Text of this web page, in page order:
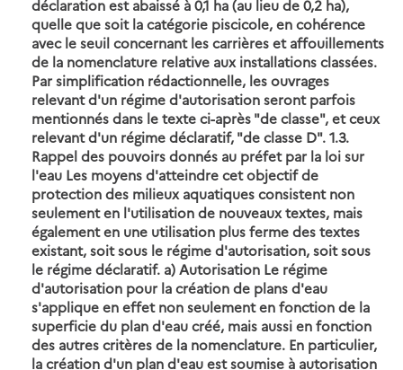
déclaration est abaissé à 0,1 ha (au lieu de 0,2 ha),
quelle que soit la catégorie piscicole, en cohérence
avec le seuil concernant les carrières et affouillements
de la nomenclature relative aux installations classées.
Par simplification rédactionnelle, les ouvrages
relevant d'un régime d'autorisation seront parfois
mentionnés dans le texte ci-après "de classe", et ceux
relevant d'un régime déclaratif, "de classe D". 1.3.
Rappel des pouvoirs donnés au préfet par la loi sur
l'eau Les moyens d'atteindre cet objectif de
protection des milieux aquatiques consistent non
seulement en l'utilisation de nouveaux textes, mais
également en une utilisation plus ferme des textes
existant, soit sous le régime d'autorisation, soit sous
le régime déclaratif. a) Autorisation Le régime
d'autorisation pour la création de plans d'eau
s'applique en effet non seulement en fonction de la
superficie du plan d'eau créé, mais aussi en fonction
des autres critères de la nomenclature. En particulier,
la création d'un plan d'eau est soumise à autorisation